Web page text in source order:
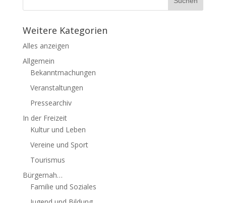
Weitere Kategorien
Alles anzeigen
Allgemein
Bekanntmachungen
Veranstaltungen
Pressearchiv
In der Freizeit
Kultur und Leben
Vereine und Sport
Tourismus
Bürgernah…
Familie und Soziales